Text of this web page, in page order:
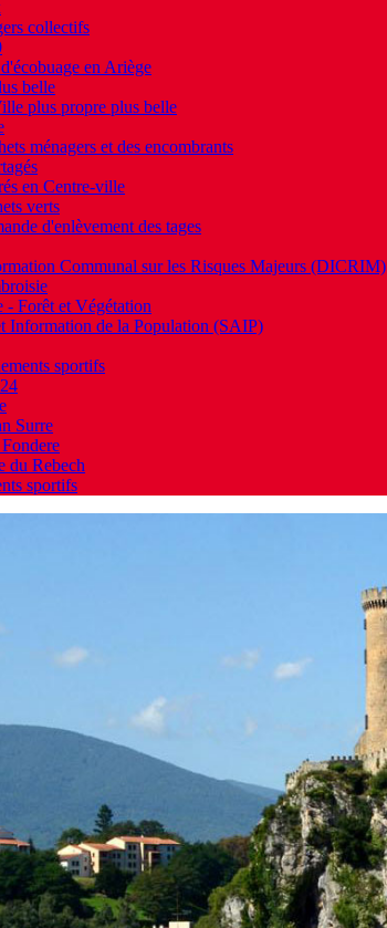
collectifs
en Ariège
belle
plus propre plus belle
ménagers et des encombrants
en Centre-ville
verts
d'enlèvement des tages
Communal sur les Risques Majeurs (DICRIM)
- Forêt et Végétation
Information de la Population (SAIP)
sportifs
Surre
du Rebech
sportifs